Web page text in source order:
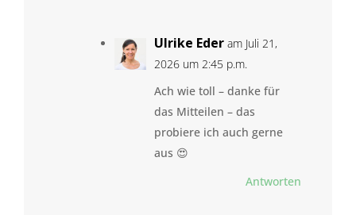
Ulrike Eder am Juli 21,
2026 um 2:45 p.m.
Ach wie toll – danke für
das Mitteilen – das
probiere ich auch gerne
aus 😍
Antworten